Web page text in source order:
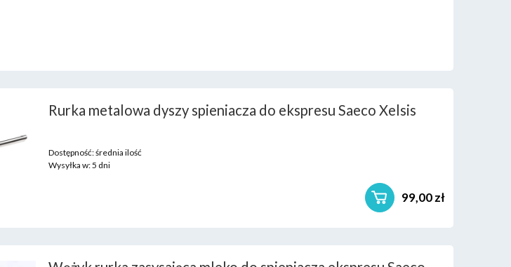
Rurka metalowa dyszy spieniacza do ekspresu Saeco Xelsis
Dostępność:średnia ilość
Wysyłka w:5 dni
99,00 zł